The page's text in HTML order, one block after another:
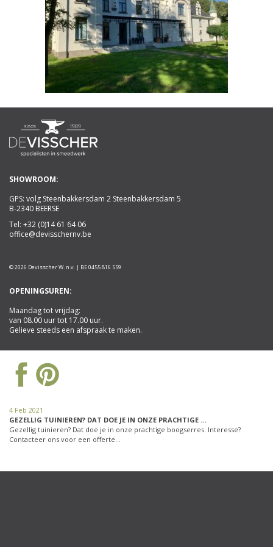
SHOWROOM:
GPS: volg Steenbakkersdam 2 Steenbakkersdam 5
B-2340 BEERSE
Tel: +32 (0)14 61 64 06
office@devisschernv.be
© 2026 Devisscher W. n.v. | BE 0455 816 559
OPENINGSUREN:
Maandag tot vrijdag:
van 08.00 uur tot 17.00 uur.
Gelieve steeds een afspraak te maken.
4 Feb 2021
GEZELLIG TUINIEREN? DAT DOE JE IN ONZE PRACHTIGE …
Gezellig tuinieren? Dat doe je in onze prachtige boogserres. Interesse?
Contacteer ons voor een offerte…